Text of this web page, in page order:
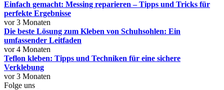
Einfach gemacht: Messing reparieren – Tipps und Tricks für
perfekte Ergebnisse
vor 3 Monaten
Die beste Lösung zum Kleben von Schuhsohlen: Ein
umfassender Leitfaden
vor 4 Monaten
Teflon kleben: Tipps und Techniken für eine sichere
Verklebung
vor 3 Monaten
Folge uns